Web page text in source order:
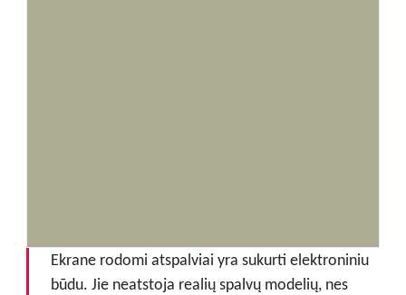
Ekrane rodomi atspalviai yra sukurti elektroniniu
būdu. Jie neatstoja realių spalvų modelių, nes